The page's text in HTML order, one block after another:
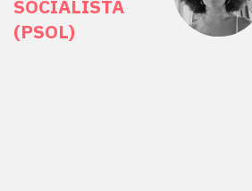
SOCIALISTA
(PSOL)
Mulheres por +
Público abre